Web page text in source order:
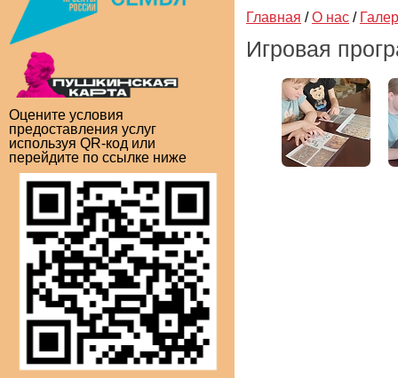
Оцените условия
предоставления услуг
используя QR-код или
перейдите по ссылке ниже
Главная / О нас /
Игровая